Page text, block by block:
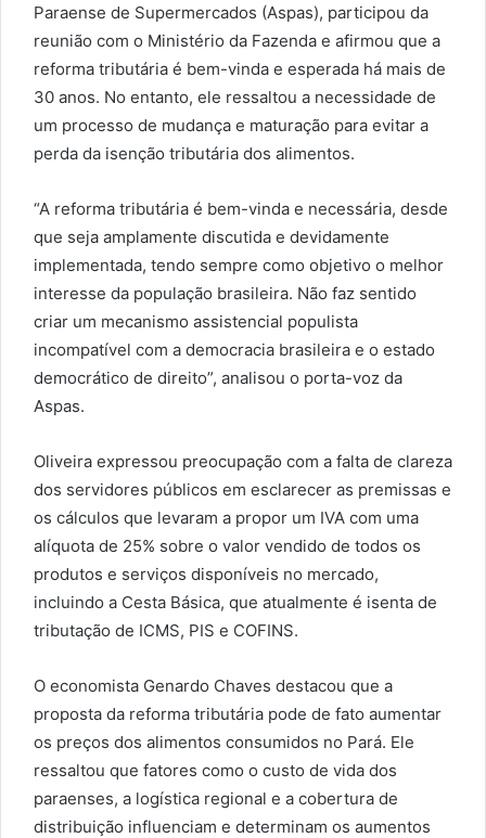
Paraense de Supermercados (Aspas), participou da
reunião com o Ministério da Fazenda e afirmou que a
reforma tributária é bem-vinda e esperada há mais de
30 anos. No entanto, ele ressaltou a necessidade de
um processo de mudança e maturação para evitar a
perda da isenção tributária dos alimentos.
“A reforma tributária é bem-vinda e necessária, desde
que seja amplamente discutida e devidamente
implementada, tendo sempre como objetivo o melhor
interesse da população brasileira. Não faz sentido
criar um mecanismo assistencial populista
incompatível com a democracia brasileira e o estado
democrático de direito”, analisou o porta-voz da
Aspas.
Oliveira expressou preocupação com a falta de clareza
dos servidores públicos em esclarecer as premissas e
os cálculos que levaram a propor um IVA com uma
alíquota de 25% sobre o valor vendido de todos os
produtos e serviços disponíveis no mercado,
incluindo a Cesta Básica, que atualmente é isenta de
tributação de ICMS, PIS e COFINS.
O economista Genardo Chaves destacou que a
proposta da reforma tributária pode de fato aumentar
os preços dos alimentos consumidos no Pará. Ele
ressaltou que fatores como o custo de vida dos
paraenses, a logística regional e a cobertura de
distribuição influenciam e determinam os aumentos